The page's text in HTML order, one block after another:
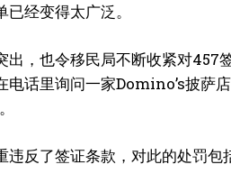
经变得太广泛。
出，也令移民局不断收紧对
话里询问一家Domino’s披萨
反了签证条款，对此的处罚